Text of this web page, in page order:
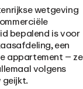
wetgeving
bepalend is voor
een
appartement – ze
volgens